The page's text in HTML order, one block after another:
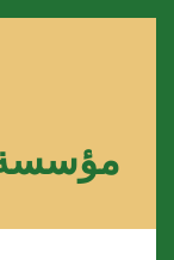
مؤسسة